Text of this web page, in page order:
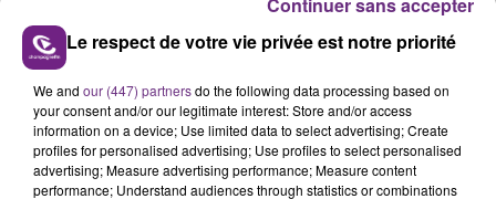
Le respect de votre vie privée est notre priorité
We and our (447) partnersdo the following data processing based on
your consent and/or our legitimate interest: Store and/or access
information on a device; Use limited data to select advertising; Create
profiles for personalised advertising; Use profiles to select personalised
advertising; Measure advertising performance; Measure content
performance; Understand audiences through statistics or combinations